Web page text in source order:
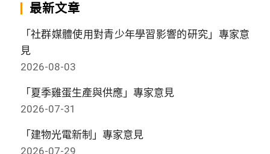
最新文章
「社群媒體使用對青少年學習影響的研究」專家意
見
2026-08-03
「夏季雞蛋生產與供應」專家意見
2026-07-31
「建物光電新制」專家意見
2026-07-29